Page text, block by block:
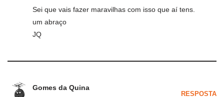
Sei que vais fazer maravilhas com isso que aí tens.
um abraço
JQ
Gomes da Quina
RESPOSTA